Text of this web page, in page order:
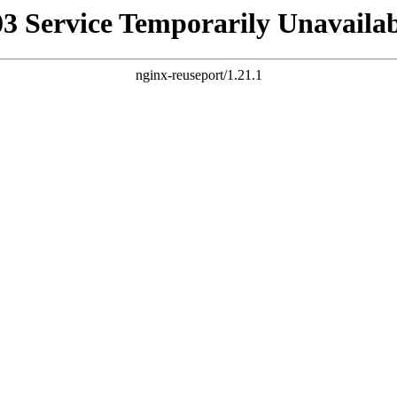
Service Temporarily
nginx-reuseport/1.21.1